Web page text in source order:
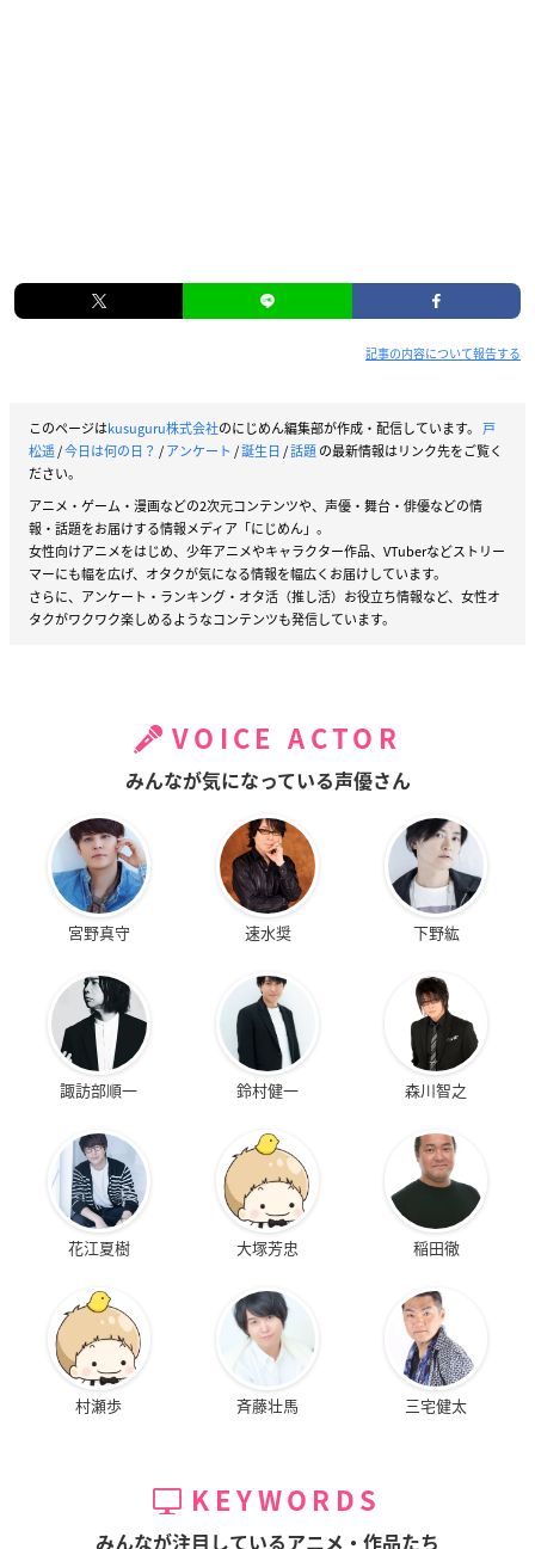
記事の内容について報告する
このページはkusuguru株式会社のにじめん編集部が作成・配信しています。 戸
松遥/今日は何の日？ /アンケート /誕生日/話題の最新情報はリンク先をご覧く
ださい。
アニメ・ゲーム・漫画などの2次元コンテンツや、声優・舞台・俳優などの情
報・話題をお届けする情報メディア「にじめん」。
女性向けアニメをはじめ、少年アニメやキャラクター作品、VTuberなどストリー
マーにも幅を広げ、オタクが気になる情報を幅広くお届けしています。
さらに、アンケート・ランキング・オタ活（推し活）お役立ち情報など、女性オ
タクがワクワク楽しめるようなコンテンツも発信しています。
VOICE ACTOR
みんなが気になっている声優さん
宮野真守 速水奨 下野紘
諏訪部順一 鈴村健一 森川智之
花江夏樹 大塚芳忠 稲田徹
村瀬歩 斉藤壮馬 三宅健太
KEYWORDS
みんなが注目しているアニメ・作品たち